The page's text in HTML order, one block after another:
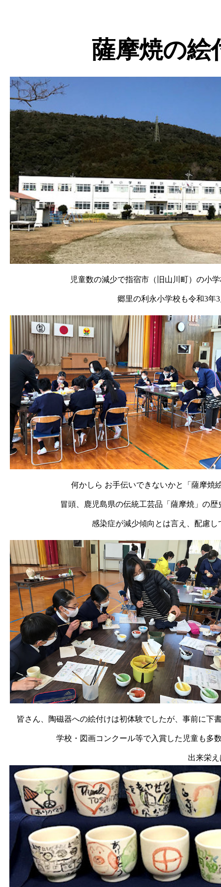
薩摩焼の
児童数の減少で指宿市（旧山川町）の小
郷里の利永小学校も令和3年
何かしら お手伝いできないかと「薩摩焼
冒頭、鹿児島県の伝統工芸品「薩摩焼」の
感染症が減少傾向とは言え、配慮
皆さん、陶磁器への絵付けは初体験でしたが、事前に下
学校・図画コンクール等で入賞した児童も多
出来栄